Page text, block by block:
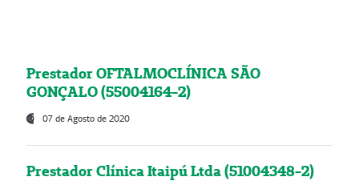
Prestador OFTALMOCLÍNICA SÃO
GONÇALO (55004164-2)
07 de Agosto de 2020
Prestador Clínica Itaipú Ltda (51004348-2)